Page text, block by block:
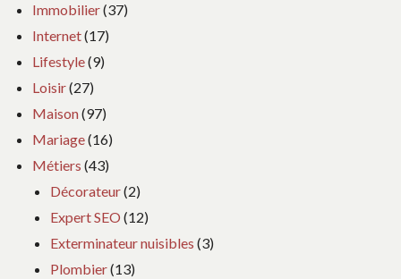
Immobilier(37)
Internet(17)
Lifestyle(9)
Loisir(27)
Maison(97)
Mariage(16)
Métiers (43)
Décorateur(2)
Expert SEO (12)
Exterminateur nuisibles (3)
Plombier(13)